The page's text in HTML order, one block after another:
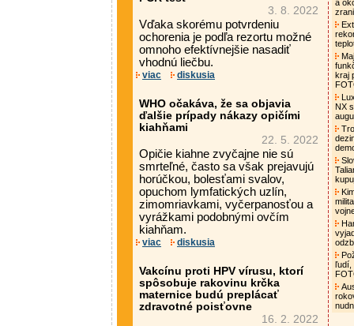
3. 8. 2022
Vďaka skorému potvrdeniu
ochorenia je podľa rezortu možné
omnoho efektívnejšie nasadiť
vhodnú liečbu.
viac diskusia
WHO očakáva, že sa objavia
ďalšie prípady nákazy opičími
kiahňami
22. 5. 2022
Opičie kiahne zvyčajne nie sú
smrteľné, často sa však prejavujú
horúčkou, bolesťami svalov,
opuchom lymfatických uzlín,
zimomriavkami, vyčerpanosťou a
vyrážkami podobnými ovčím
kiahňam.
viac diskusia
Vakcínu proti HPV vírusu, ktorí
spôsobuje rakovinu krčka
maternice budú preplácať
zdravotné poisťovne
16. 2. 2022
a
kraj
NX
ľudí,